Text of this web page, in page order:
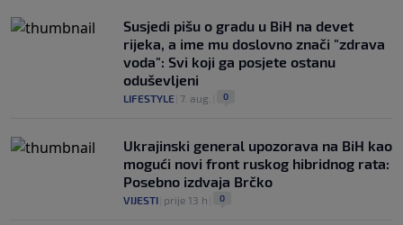
Susjedi pišu o gradu u BiH na devet
rijeka, a ime mu doslovno znači "zdrava
voda": Svi koji ga posjete ostanu
oduševljeni
LIFESTYLE 7. aug. 0
Ukrajinski general upozorava na BiH kao
mogući novi front ruskog hibridnog rata:
Posebno izdvaja Brčko
VIJESTI prije 13 h 0